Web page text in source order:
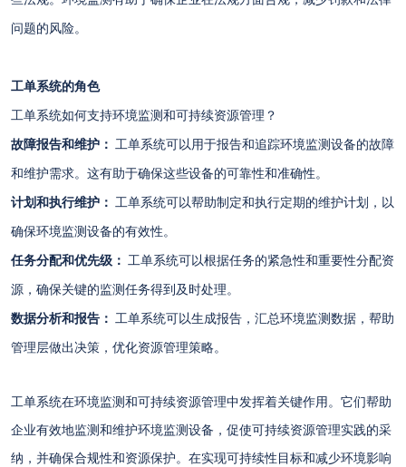
问题的风险。
工单系统的角色
工单系统如何支持环境监测和可持续资源管理？
故障报告和维护： 工单系统可以用于报告和追踪环境监测设备的故障
和维护需求。这有助于确保这些设备的可靠性和准确性。
计划和执行维护： 工单系统可以帮助制定和执行定期的维护计划，以
确保环境监测设备的有效性。
任务分配和优先级： 工单系统可以根据任务的紧急性和重要性分配资
源，确保关键的监测任务得到及时处理。
数据分析和报告： 工单系统可以生成报告，汇总环境监测数据，帮助
管理层做出决策，优化资源管理策略。
工单系统在环境监测和可持续资源管理中发挥着关键作用。它们帮助
企业有效地监测和维护环境监测设备，促使可持续资源管理实践的采
纳，并确保合规性和资源保护。在实现可持续性目标和减少环境影响